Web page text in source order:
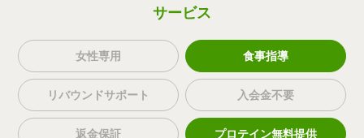
サービス
女性専用 食事指導
リバウンドサポート 入会金不要
返金保証 プロテイン無料提供